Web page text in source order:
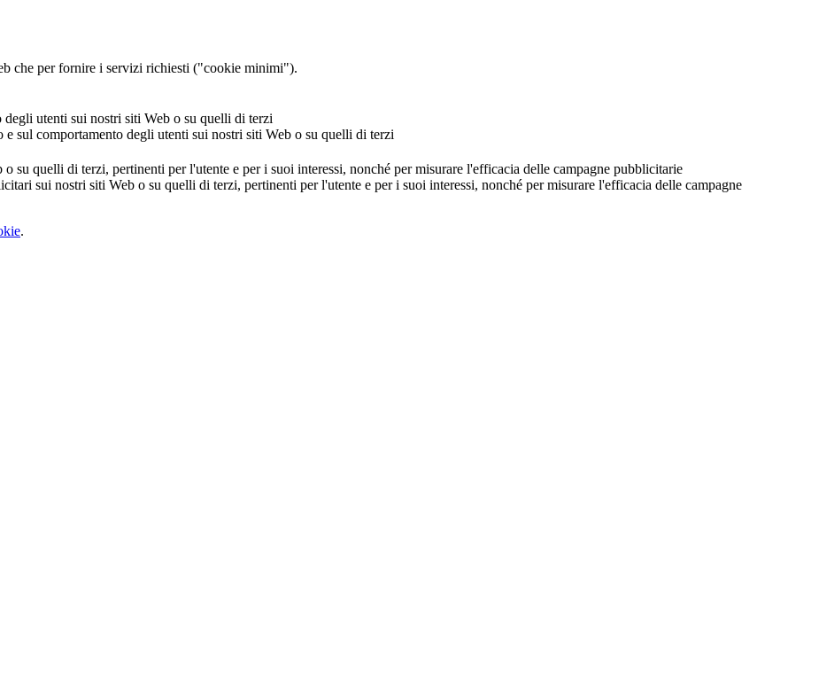
che per fornire i servizi richiesti ("cookie minimi").
utenti sui nostri siti Web o su quelli di terzi
sul comportamento degli utenti sui nostri siti Web o su quelli di terzi
quelli di terzi, pertinenti per l'utente e per i suoi interessi, nonché per misurare l'efficacia delle campagne pubblicitarie
sui nostri siti Web o su quelli di terzi, pertinenti per l'utente e per i suoi interessi, nonché per misurare l'efficacia delle campagne
.